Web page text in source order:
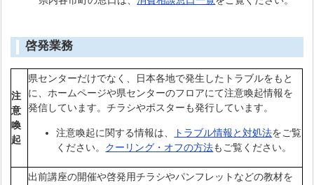
啓発業務
注
意
喚
起
県センターだけでなく、日本各地で発生したトラブルをもと
に、ホームページや県センターのフロアにて注意喚起情報を
発信しています。チラシやポスターも発行しています。
注意喚起に関する情報は、 トラブル情報と対処法をご覧
ください。 クーリング・オフの方法もご覧ください。
出前講座の開催や啓発用チラシやパンフレットなどの教材を